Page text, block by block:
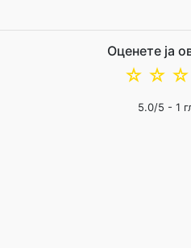
Оценете ја
☆
☆
☆
5.0/5 - 1